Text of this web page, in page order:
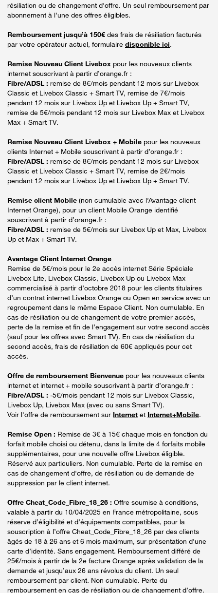
résiliation ou de changement d'offre. Un seul remboursement par
abonnement à l’une des offres éligibles.
Remboursement jusqu’à 150€ des frais de résiliation facturés
par votre opérateur actuel, formulaire disponible ici.
Remise Nouveau Client Livebox pour les nouveaux clients
internet souscrivant à partir d’orange.fr :
Fibre/ADSL : remise de 8€/mois pendant 12 mois sur Livebox
Classic et Livebox Classic + Smart TV, remise de 7€/mois
pendant 12 mois sur Livebox Up et Livebox Up + Smart TV,
remise de 5€/mois pendant 12 mois sur Livebox Max et Livebox
Max + Smart TV.
Remise Nouveau Client Livebox + Mobile pour les nouveaux
clients Internet + Mobile souscrivant à partir d’orange.fr :
Fibre/ADSL : remise de 8€/mois pendant 12 mois sur Livebox
Classic et Livebox Classic + Smart TV, remise de 2€/mois
pendant 12 mois sur Livebox Up et Livebox Up + Smart TV.
Remise client Mobile (non cumulable avec l’Avantage client
Internet Orange), pour un client Mobile Orange identifié
souscrivant à partir d’orange.fr :
Fibre/ADSL : remise de 5€/mois sur Livebox Up et Max, Livebox
Up et Max + Smart TV.
Avantage Client Internet Orange
Remise de 5€/mois pour le 2e accès internet Série Spéciale
Livebox Lite, Livebox Classic, Livebox Up ou Livebox Max
commercialisé à partir d’octobre 2018 pour les clients titulaires
d’un contrat internet Livebox Orange ou Open en service avec un
regroupement dans le même Espace Client. Non cumulable. En
cas de résiliation ou de changement de votre premier accès,
perte de la remise et fin de l’engagement sur votre second accès
(sauf pour les offres avec Smart TV). En cas de résiliation du
second accès, frais de résiliation de 60€ appliqués pour cet
accès.
Offre de remboursement Bienvenue pour les nouveaux clients
internet et internet + mobile souscrivant à partir d’orange.fr :
Fibre/ADSL : -5€/mois pendant 12 mois sur Livebox Classic,
Livebox Up, Livebox Max (avec ou sans Smart TV).
Voir l'offre de remboursement sur Internet et Internet+Mobile.
Remise Open : Remise de 3€ à 15€ chaque mois en fonction du
forfait mobile choisi ou détenu, dans la limite de 4 forfaits mobile
supplémentaires, pour une nouvelle offre Livebox éligible.
Réservé aux particuliers. Non cumulable. Perte de la remise en
cas de changement d'offre, de résiliation ou de demande de
suppression par le client internet.
Offre Cheat_Code_Fibre_18_26 : Offre soumise à conditions,
valable à partir du 10/04/2025 en France métropolitaine, sous
réserve d’éligibilité et d’équipements compatibles, pour la
souscription à l’offre Cheat_Code_Fibre_18_26 par des clients
âgés de 18 à 26 ans et 6 mois maximum, sur présentation d’une
carte d’identité. Sans engagement. Remboursement différé de
25€/mois à partir de la 2e facture Orange après validation de la
demande et jusqu’aux 26 ans révolus du client. Un seul
remboursement par client. Non cumulable. Perte du
remboursement en cas de résiliation ou de changement d’offre.